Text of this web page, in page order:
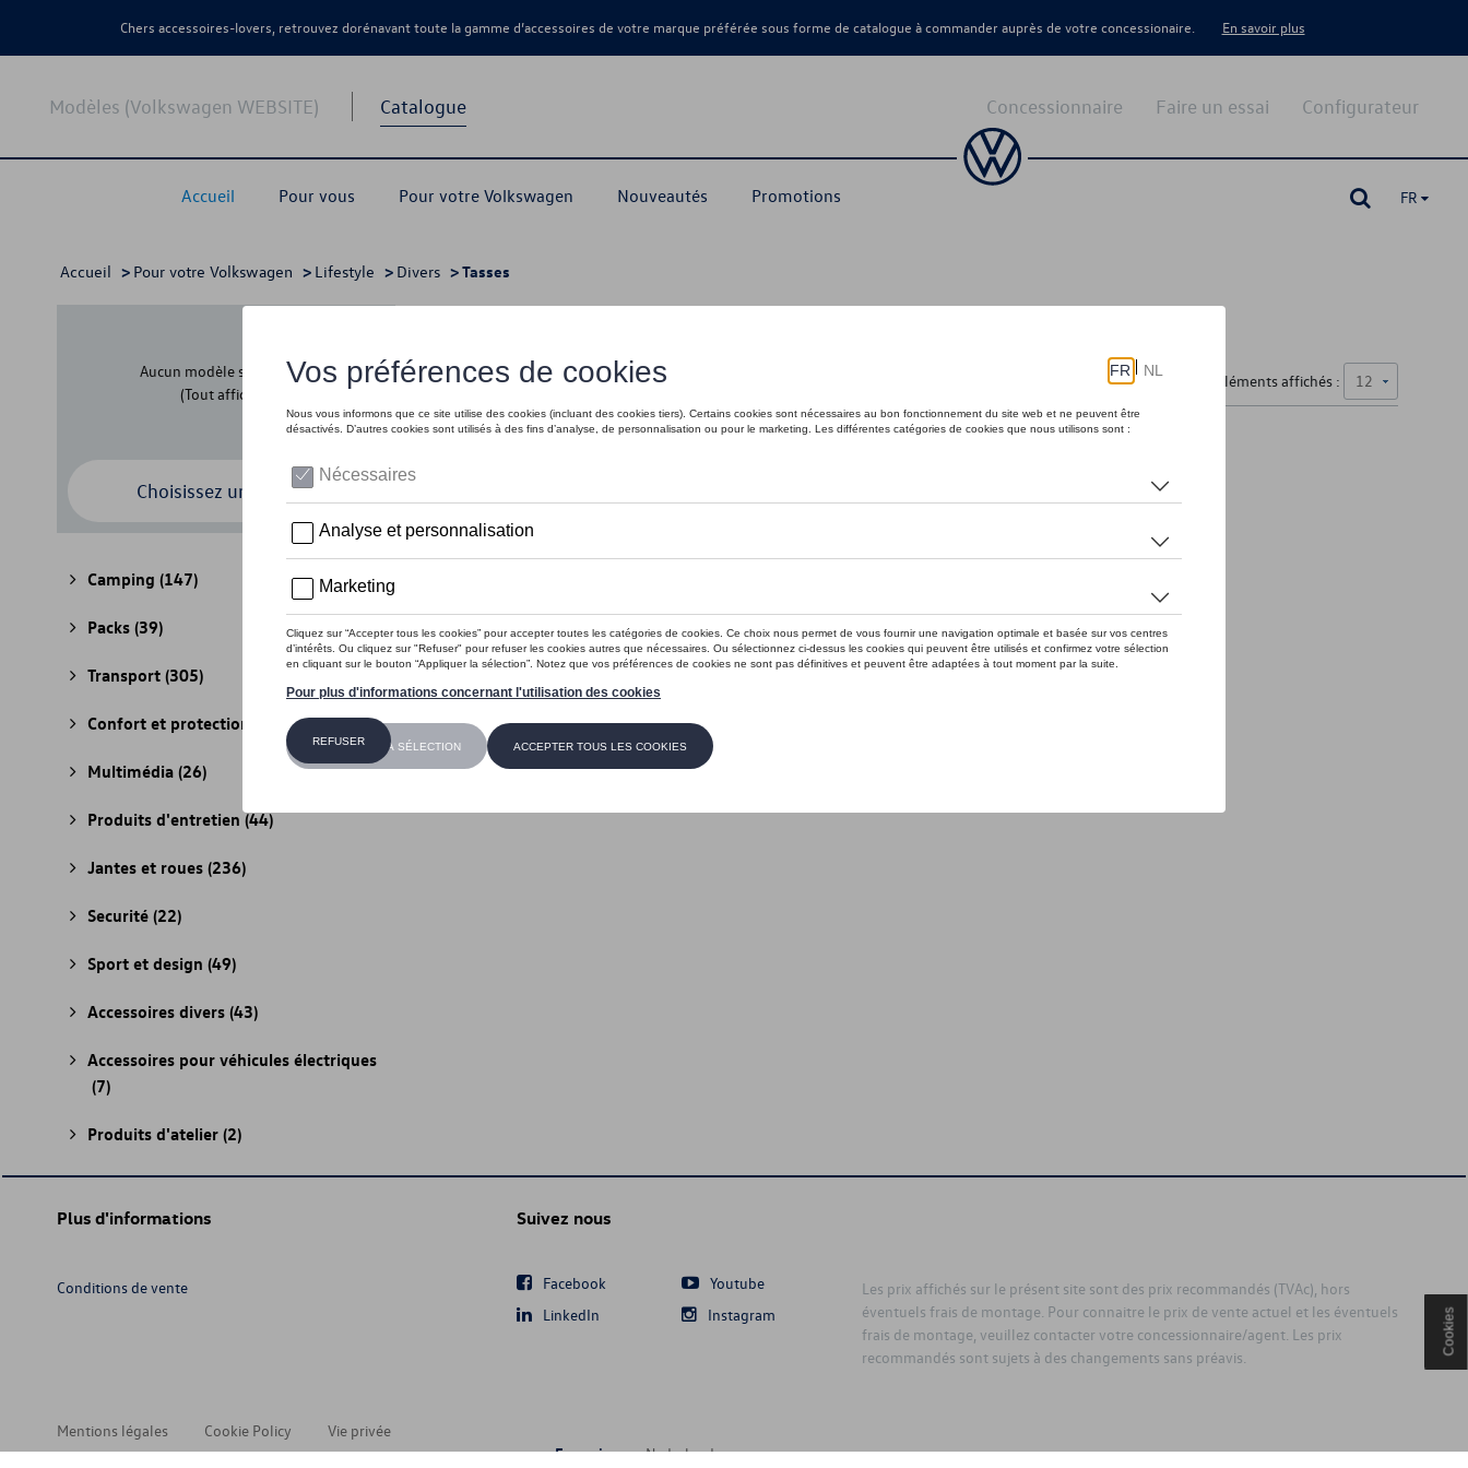
Chers accessoires-lovers, retrouvez dorénavant toute la gamme d’accessoires de votre marque préférée sous forme de catalogue à commander auprès de votre concessionaire. En savoir plus
Modèles (Volkswagen WEBSITE) Catalogue
Accueil Pour vous Pour votre Volkswagen Nouveautés Promotions
Configurateur
Faire un essai
Concessionnaire
FR
Accueil > Pour votre Volkswagen > Lifestyle > Divers > Tasses
Aucun modèle sélectionné
(Tout afficher)
Choisissez un modèle
Camping (147)
Packs (39)
Transport (305)
Confort et protection (841)
Multimédia (26)
Produits d'entretien(44)
Jantes et roues (236)
Securité (22)
Sport et design (49)
Accessoires divers (43)
Accessoires pour véhicules électriques
(7)
Produits d'atelier (2)
Nombre d'éléments affichés :
Plus d'informations
Conditions de vente
Suivez nous
Facebook
Youtube
LinkedIn
Instagram
Les prix affichés sur le présent site sont des prix recommandés (TVAc), hors
éventuels frais de montage. Pour connaitre le prix de vente actuel et les éventuels
frais de montage, veuillez contacter votre concessionnaire/agent. Les prix
recommandés sont sujets à des changements sans préavis.
Mentions légales Cookie Policy
Vie privée
Français
Nederlands
Cookies